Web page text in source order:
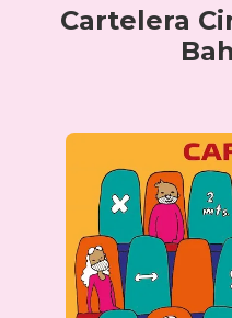
Cartelera